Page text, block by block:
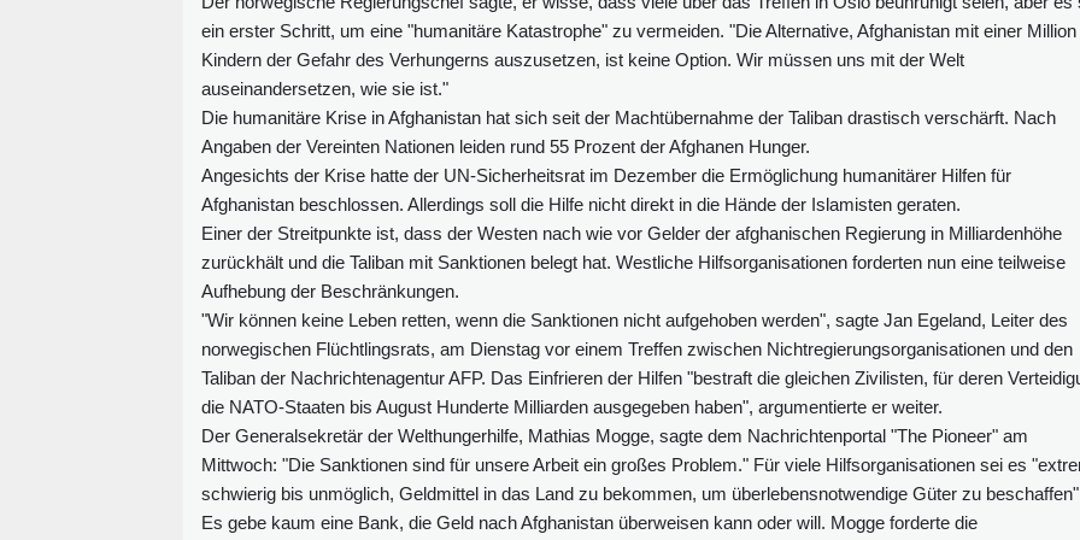
ein erster Schritt, um eine "humanitäre Katastrophe" zu vermeiden. "Die Alternative, Afghanistan mit einer Million
Kindern der Gefahr des Verhungerns auszusetzen, ist keine Option. Wir müssen uns mit der Welt
auseinandersetzen, wie sie ist."
Die humanitäre Krise in Afghanistan hat sich seit der Machtübernahme der Taliban drastisch verschärft. Nach
Angaben der Vereinten Nationen leiden rund 55 Prozent der Afghanen Hunger.
Angesichts der Krise hatte der UN-Sicherheitsrat im Dezember die Ermöglichung humanitärer Hilfen für
Afghanistan beschlossen. Allerdings soll die Hilfe nicht direkt in die Hände der Islamisten geraten.
Einer der Streitpunkte ist, dass der Westen nach wie vor Gelder der afghanischen Regierung in Milliardenhöhe
zurückhält und die Taliban mit Sanktionen belegt hat. Westliche Hilfsorganisationen forderten nun eine teilweise
Aufhebung der Beschränkungen.
"Wir können keine Leben retten, wenn die Sanktionen nicht aufgehoben werden", sagte Jan Egeland, Leiter des
norwegischen Flüchtlingsrats, am Dienstag vor einem Treffen zwischen Nichtregierungsorganisationen und den
Taliban der Nachrichtenagentur AFP. Das Einfrieren der Hilfen "bestraft die gleichen Zivilisten, für deren
die NATO-Staaten bis August Hunderte Milliarden ausgegeben haben", argumentierte er weiter.
Der Generalsekretär der Welthungerhilfe, Mathias Mogge, sagte dem Nachrichtenportal "The Pioneer" am
Mittwoch: "Die Sanktionen sind für unsere Arbeit ein großes Problem." Für viele Hilfsorganisationen sei es
schwierig bis unmöglich, Geldmittel in das Land zu bekommen, um überlebensnotwendige Güter zu
Es gebe kaum eine Bank, die Geld nach Afghanistan überweisen kann oder will. Mogge forderte die